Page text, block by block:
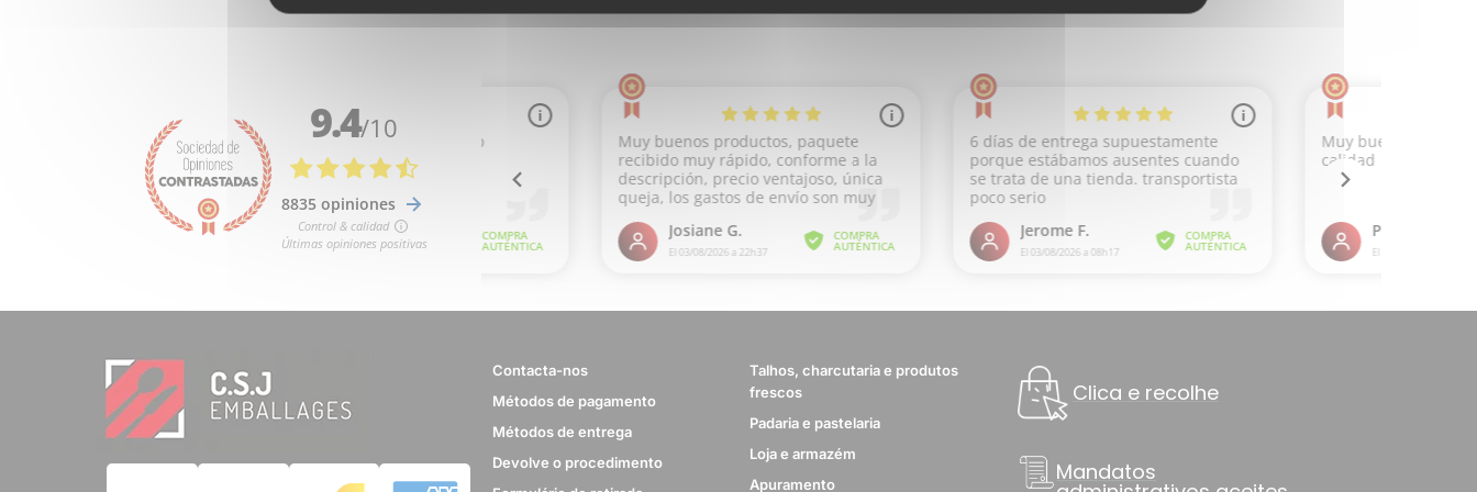
Contacta-nos
Métodos de pagamento
Métodos de entrega
Devolve o procedimento
Talhos, charcutaria e produtos
frescos
Padaria e pastelaria
Loja e armazém
Apuramento
Clica e recolhe
Mandatos